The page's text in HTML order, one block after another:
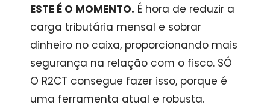
ESTE É O MOMENTO. É hora de reduzir a
carga tributária mensal e sobrar
dinheiro no caixa, proporcionando mais
segurança na relação com o fisco. SÓ
O R2CT consegue fazer isso, porque é
uma ferramenta atual e robusta.